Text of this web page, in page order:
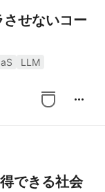
せないコー
LLM
more_horiz
できる社会